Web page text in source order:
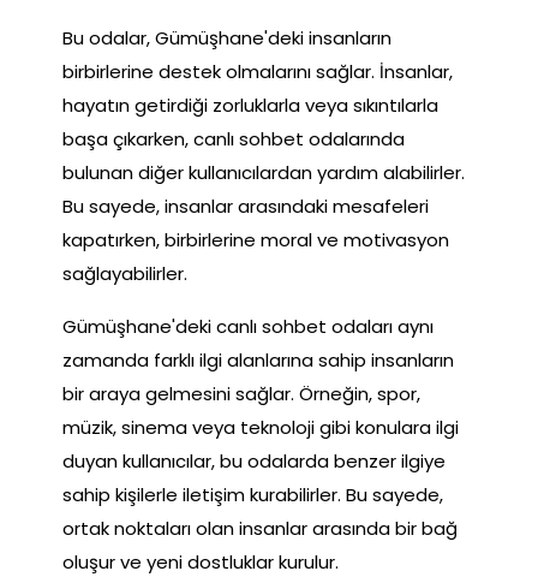
Bu odalar, Gümüşhane'deki insanların
birbirlerine destek olmalarını sağlar. İnsanlar,
hayatın getirdiği zorluklarla veya sıkıntılarla
başa çıkarken, canlı sohbet odalarında
bulunan diğer kullanıcılardan yardım alabilirler.
Bu sayede, insanlar arasındaki mesafeleri
kapatırken, birbirlerine moral ve motivasyon
sağlayabilirler.
Gümüşhane'deki canlı sohbet odaları aynı
zamanda farklı ilgi alanlarına sahip insanların
bir araya gelmesini sağlar. Örneğin, spor,
müzik, sinema veya teknoloji gibi konulara ilgi
duyan kullanıcılar, bu odalarda benzer ilgiye
sahip kişilerle iletişim kurabilirler. Bu sayede,
ortak noktaları olan insanlar arasında bir bağ
oluşur ve yeni dostluklar kurulur.